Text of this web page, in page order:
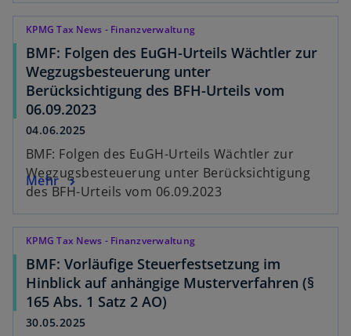
KPMG Tax News - Finanzverwaltung
BMF: Folgen des EuGH-Urteils Wächtler zur
Wegzugsbesteuerung unter
Berücksichtigung des BFH-Urteils vom
06.09.2023
04.06.2025
BMF: Folgen des EuGH-Urteils Wächtler zur
Wegzugsbesteuerung unter Berücksichtigung
des BFH-Urteils vom 06.09.2023
Mehr
KPMG Tax News - Finanzverwaltung
BMF: Vorläufige Steuerfestsetzung im
Hinblick auf anhängige Musterverfahren (§
165 Abs. 1 Satz 2 AO)
30.05.2025